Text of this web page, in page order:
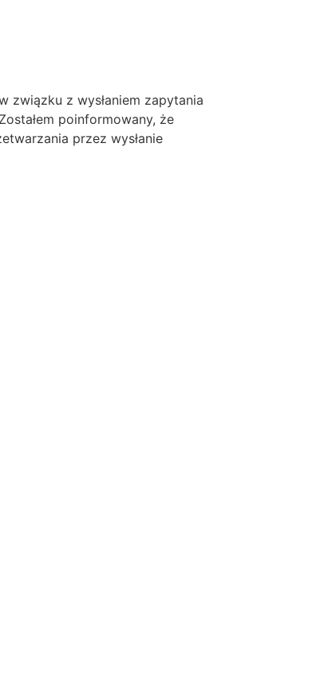
związku z wysłaniem zapytania
poinformowany, że
przez wysłanie